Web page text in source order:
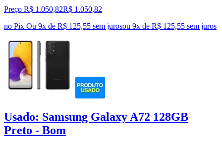
Preço R$ 1.050,82R$ 1.050,82
no Pix Ou 9x de R$ 125,55 sem jurosou 9x de R$ 125,55 sem juros
Usado: Samsung Galaxy A72 128GB
Preto - Bom